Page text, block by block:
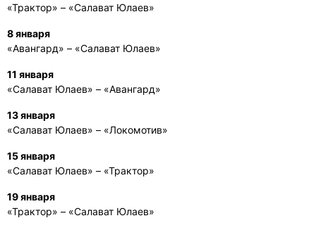
«Трактор» – «Салават Юлаев»
8 января
«Авангард» – «Салават Юлаев»
11 января
«Салават Юлаев» – «Авангард»
13 января
«Салават Юлаев» – «Локомотив»
15 января
«Салават Юлаев» – «Трактор»
19 января
«Трактор» – «Салават Юлаев»